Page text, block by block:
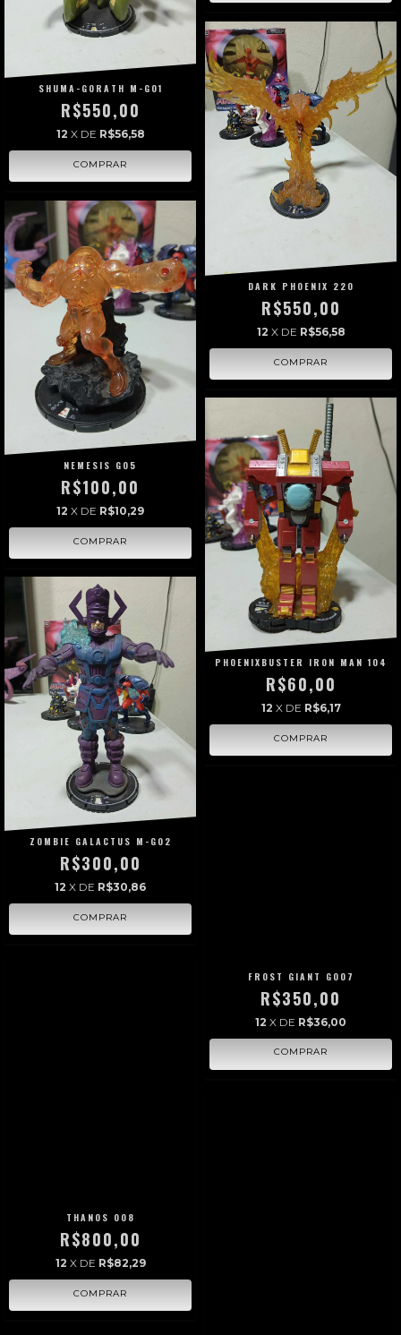
SHUMA-GORATH M-G01
R$550,00
12 X DE R$56,58
NEMESIS G05
R$100,00
12 X DE R$10,29
DARK PHOENIX 220
R$550,00
12 X DE R$56,58
ZOMBIE GALACTUS M-G02
R$300,00
12 X DE R$30,86
PHOENIXBUSTER IRON MAN 104
R$60,00
12 X DE R$6,17
THANOS 008
R$800,00
12 X DE R$82,29
FROST GIANT G007
R$350,00
12 X DE R$36,00